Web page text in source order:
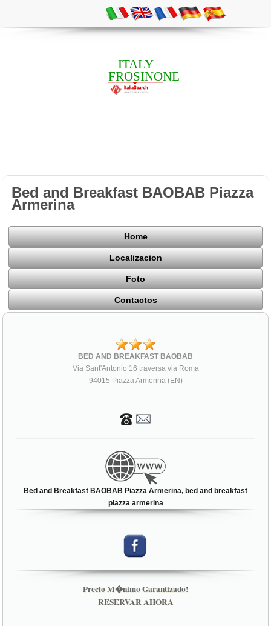
ITALY
FROSINONE
Bed and Breakfast BAOBAB Piazza
Armerina
Home
Localizacion
Foto
Contactos
BED AND BREAKFAST BAOBAB
Via Sant'Antonio 16 traversa via Roma
94015 Piazza Armerina (EN)
Bed and Breakfast BAOBAB Piazza Armerina, bed and breakfast
piazza armerina
Precio M�nimo Garantizado!
RESERVAR AHORA